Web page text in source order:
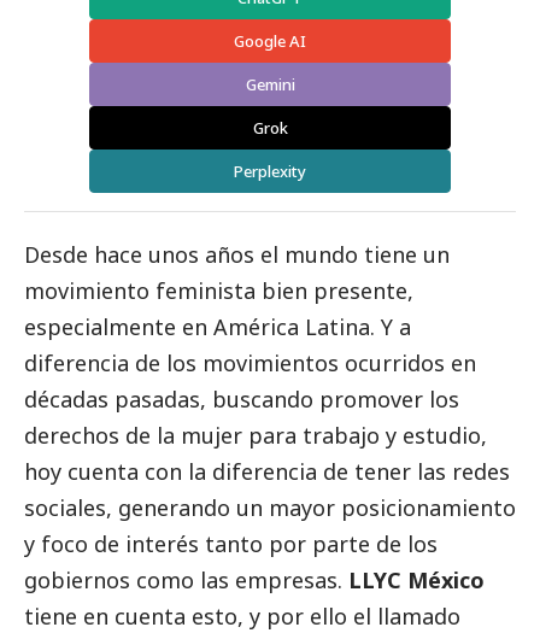
Google AI
Gemini
Grok
Perplexity
Desde hace unos años el mundo tiene un
movimiento feminista bien presente,
especialmente en América Latina. Y a
diferencia de los movimientos ocurridos en
décadas pasadas, buscando promover los
derechos de la mujer para trabajo y estudio,
hoy cuenta con la diferencia de tener las redes
sociales, generando un mayor posicionamiento
y foco de interés tanto por parte de los
gobiernos como las empresas. LLYC México
tiene en cuenta esto, y por ello el llamado